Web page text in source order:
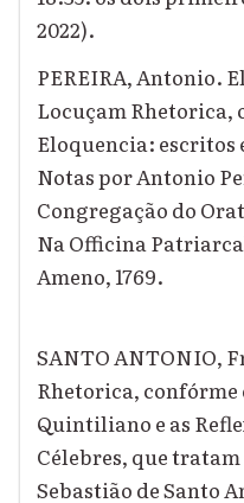
2022).
PEREIRA, Antonio.
Locuçam Rhetorica,
Eloquencia: escritos
Notas por Antonio
Congregação do
Na Officina
Ameno, 1769.
SANTO ANTONIO,
Rhetorica, confórme
Quintiliano e as
Célebres, que
Sebastião de Santo